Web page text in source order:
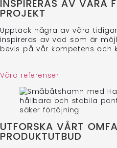
INSPIRERAS AV VÅRA
PROJEKT
Upptäck några av våra
inspireras av vad som är
bevis på vår kompetens och
Våra referenser
UTFORSKA VÅRT
PRODUKTUTBUD